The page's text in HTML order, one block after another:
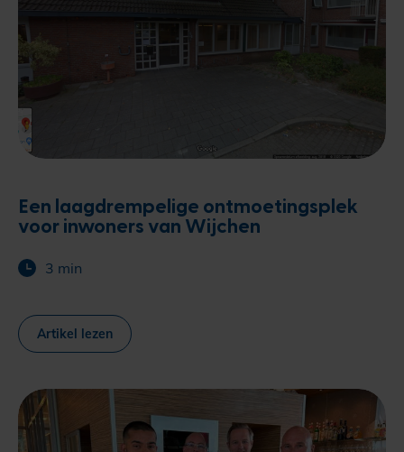
Een laagdrempelige ontmoetingsplek
voor inwoners van Wijchen
3 min
Artikel lezen